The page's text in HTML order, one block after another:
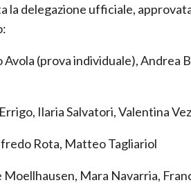
la delegazione ufficiale,
(prova individuale), Andrea
Ilaria Salvatori, Valentina
Rota, Matteo Tagliariol
Mara Navarria,